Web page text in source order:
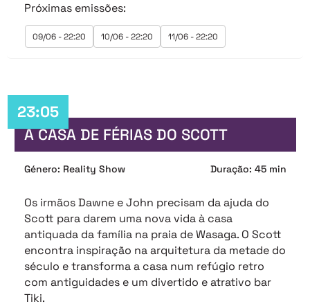
Próximas emissões:
09/06 - 22:20 10/06 - 22:20 11/06 - 22:20
23:05
A CASA DE FÉRIAS DO SCOTT
Género: Reality Show Duração: 45 min
Os irmãos Dawne e John precisam da ajuda do
Scott para darem uma nova vida à casa
antiquada da família na praia de Wasaga. O Scott
encontra inspiração na arquitetura da metade do
século e transforma a casa num refúgio retro
com antiguidades e um divertido e atrativo bar
Tiki.